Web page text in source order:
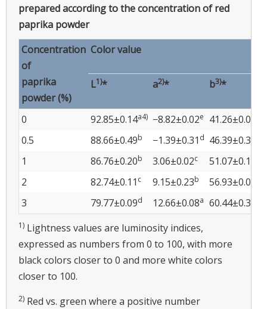
prepared according to the concentration of red
paprika powder
Concentration
of
paprika
powder (%)
Color value
L1)* a2)* b3)*
0 92.85±0.14a4) −8.82±0.02e 41.26±0.08
0.5
88.66±0.49b −1.39±0.31 d 46.39±0.30
1
86.76±0.20b 3.06±0.02c 51.07±0.19
2
82.74±0.11 c 9.15±0.23b 56.93±0.08
3
79.77±0.09d 12.66±0.08a 60.44±0.32
1) Lightness values are luminosity indices,
expressed as numbers from 0 to 100, with more
black colors closer to 0 and more white colors
closer to 100.
2) Red vs. green where a positive number